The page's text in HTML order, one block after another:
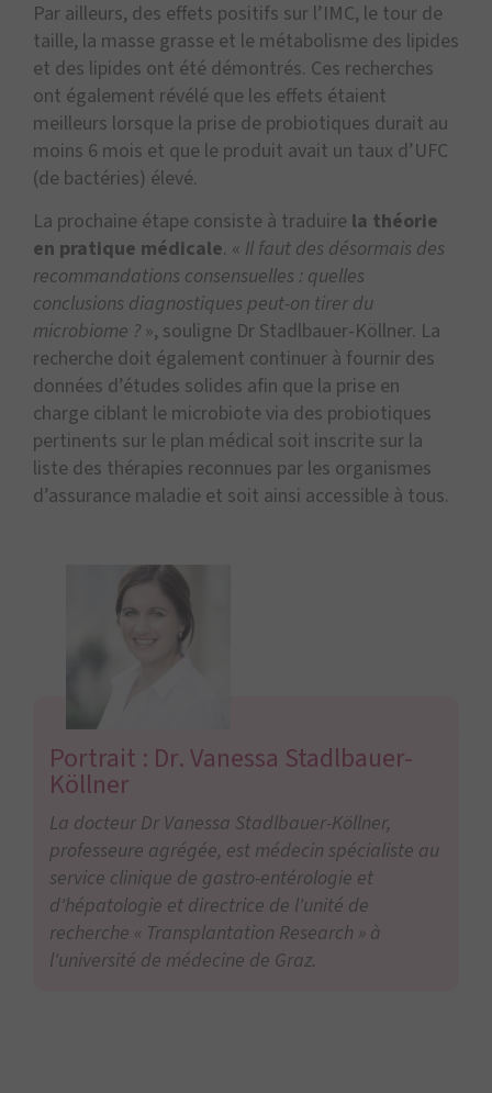
Par ailleurs, des effets positifs sur l’IMC, le tour de
taille, la masse grasse et le métabolisme des lipides
et des lipides ont été démontrés. Ces recherches
ont également révélé que les effets étaient
meilleurs lorsque la prise de probiotiques durait au
moins 6 mois et que le produit avait un taux d’UFC
(de bactéries) élevé.
La prochaine étape consiste à traduire la théorie
en pratique médicale. « Il faut des désormais des
recommandations consensuelles : quelles
conclusions diagnostiques peut-on tirer du
microbiome ? », souligne Dr Stadlbauer-Köllner. La
recherche doit également continuer à fournir des
données d’études solides afin que la prise en
charge ciblant le microbiote via des probiotiques
pertinents sur le plan médical soit inscrite sur la
liste des thérapies reconnues par les organismes
d’assurance maladie et soit ainsi accessible à tous.
Portrait : Dr. Vanessa Stadlbauer-
Köllner
La docteur Dr Vanessa Stadlbauer-Köllner,
professeure agrégée, est médecin spécialiste au
service clinique de gastro-entérologie et
d'hépatologie et directrice de l'unité de
recherche « Transplantation Research » à
l'université de médecine de Graz.